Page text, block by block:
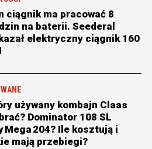
ciągnik ma pracować 8
na baterii. Seederal
elektryczny ciągnik 160
używany kombajn Claas
Dominator 108 SL
Mega 204? Ile kosztują i
mają przebiegi?